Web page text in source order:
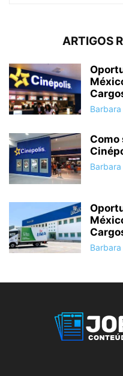
ARTIGOS
Barbara
Como
Barbara
Barbara